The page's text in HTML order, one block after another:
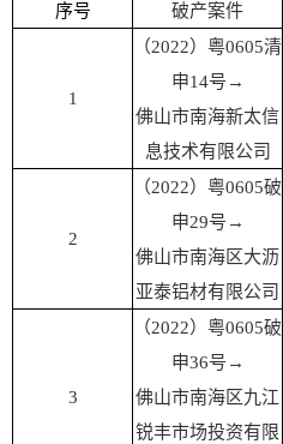
序号 破产案件
1
（2022）粤0605清
申14号→
佛山市南海新太信
息技术有限公司
2
（2022）粤0605破
申29号→
佛山市南海区大沥
亚泰铝材有限公司
3
（2022）粤0605破
申36号→
佛山市南海区九江
锐丰市场投资有限